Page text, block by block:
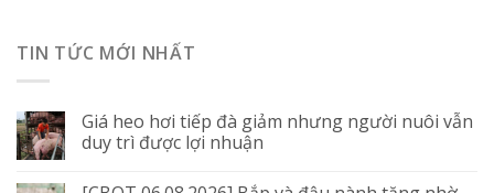
TIN TỨC MỚI NHẤT
Giá heo hơi tiếp đà giảm nhưng người nuôi vẫn
duy trì được lợi nhuận